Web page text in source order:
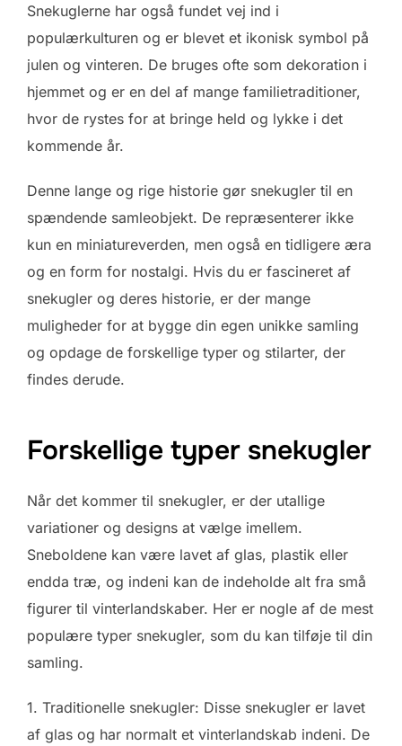
Snekuglerne har også fundet vej ind i
populærkulturen og er blevet et ikonisk symbol på
julen og vinteren. De bruges ofte som dekoration i
hjemmet og er en del af mange familietraditioner,
hvor de rystes for at bringe held og lykke i det
kommende år.
Denne lange og rige historie gør snekugler til en
spændende samleobjekt. De repræsenterer ikke
kun en miniatureverden, men også en tidligere æra
og en form for nostalgi. Hvis du er fascineret af
snekugler og deres historie, er der mange
muligheder for at bygge din egen unikke samling
og opdage de forskellige typer og stilarter, der
findes derude.
Forskellige typer snekugler
Når det kommer til snekugler, er der utallige
variationer og designs at vælge imellem.
Sneboldene kan være lavet af glas, plastik eller
endda træ, og indeni kan de indeholde alt fra små
figurer til vinterlandskaber. Her er nogle af de mest
populære typer snekugler, som du kan tilføje til din
samling.
1. Traditionelle snekugler: Disse snekugler er lavet
af glas og har normalt et vinterlandskab indeni. De